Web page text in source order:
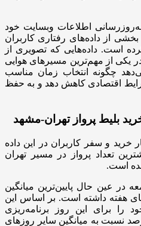
اطلاعات وبسایت خود
از داده‌های رفتاری کاربران
را منتشر کرده است. داده‌هایی که تصویری از
یکی از مهم‌ترین مسیرهای هوایی
چگونه انتخاب زمان مناسب
اقتصادی کاهش دهد و به حفظ
بلیط پرواز تهران-مشهد
و سفر کاربران در این داده‌
تعداد پرواز در مسیر تهران
است.
در عین حال پایین‌ترین میانگین
هفته داشته است. بر اساس این
را برای این روز برنامه‌ریزی
می‌توانند تا حدود ۳۰ درصد نسبت به میانگین سایر روزهای